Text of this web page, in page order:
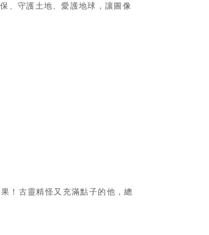
、守護土地、愛護地球，讓圖像
！古靈精怪又充滿點子的他，總